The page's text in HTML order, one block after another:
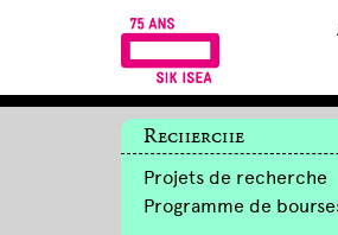
Recherche
Projets de recherche
Programme de